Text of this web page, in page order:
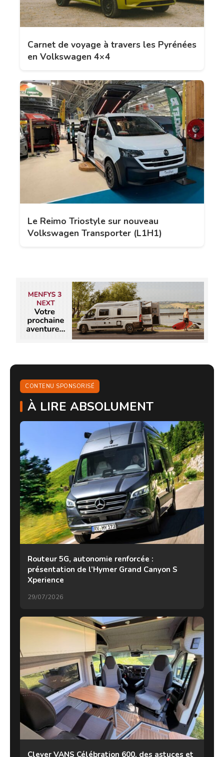
Carnet de voyage à travers les Pyrénées
en Volkswagen 4×4
Le Reimo Triostyle sur nouveau
Volkswagen Transporter (L1H1)
CONTENU SPONSORISÉ
À LIRE ABSOLUMENT
Routeur 5G, autonomie renforcée :
présentation de l’Hymer Grand Canyon S
Xperience
29/07/2026
Clever VANS Célébration 600, des astuces et